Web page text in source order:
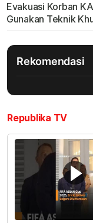
Evakuasi Korban
Gunakan Teknik
Rekomendasi
Republika TV